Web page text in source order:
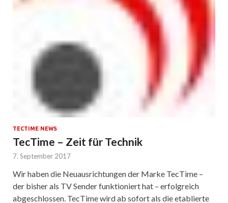
TECTIME NEWS
TecTime – Zeit für Technik
7. September 2017
Wir haben die Neuausrichtungen der Marke TecTime –
der bisher als TV Sender funktioniert hat – erfolgreich
abgeschlossen. TecTime wird ab sofort als die etablierte